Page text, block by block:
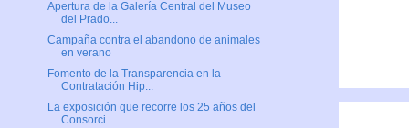
Apertura de la Galería Central del Museo
del Prado...
Campaña contra el abandono de animales
en verano
Fomento de la Transparencia en la
Contratación Hip...
La exposición que recorre los 25 años del
Consorci...